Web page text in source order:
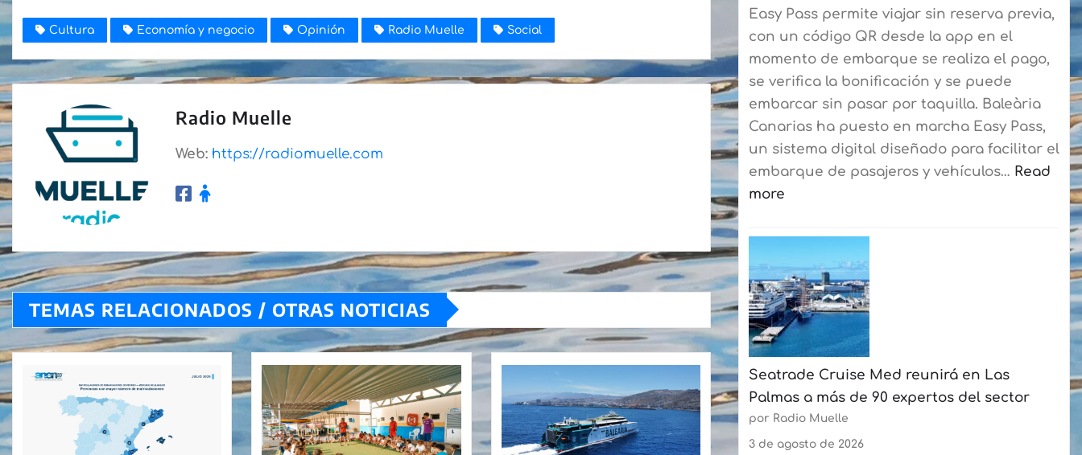
Cultura Economía y negocio Opinión Radio Muelle Social
Radio Muelle
Web: https://radiomuelle.com
TEMAS RELACIONADOS / OTRAS NOTICIAS
Latina
Canaria
de
Botes
consolidan
su
curso
de
verano
más
50
participantes
cada
semana
Easy Pass permite viajar sin reserva previa,
con un código QR desde la app en el
momento de embarque se realiza el pago,
se verifica la bonificación y se puede
embarcar sin pasar por taquilla. Baleària
Canarias ha puesto en marcha Easy Pass,
un sistema digital diseñado para facilitar el
embarque de pasajeros y vehículos… Read
more
Baleària
estrena
un
sistema
digital
en
la
ruta
Playa
Seatrade Cruise Med reunirá en Las
Palmas a más de 90 expertos del sector
por Radio Muelle
3 de agosto de 2026